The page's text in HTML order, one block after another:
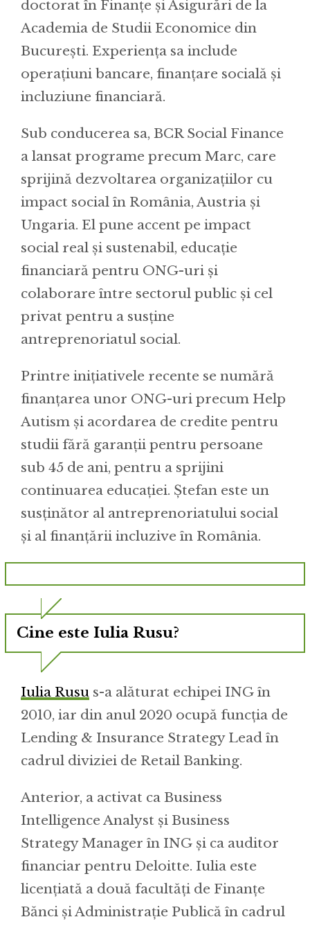
doctorat în Finanțe și Asigurări de la
Academia de Studii Economice din
București. Experiența sa include
operațiuni bancare, finanțare socială și
incluziune financiară.
Sub conducerea sa, BCR Social Finance
a lansat programe precum Marc, care
sprijină dezvoltarea organizațiilor cu
impact social în România, Austria și
Ungaria. El pune accent pe impact
social real și sustenabil, educație
financiară pentru ONG-uri și
colaborare între sectorul public și cel
privat pentru a susține
antreprenoriatul social.
Printre inițiativele recente se numără
finanțarea unor ONG-uri precum Help
Autism și acordarea de credite pentru
studii fără garanții pentru persoane
sub 45 de ani, pentru a sprijini
continuarea educației. Ștefan este un
susținător al antreprenoriatului social
și al finanțării incluzive în România.
Cine este Iulia Rusu?
Iulia Rusu s-a alăturat echipei ING în
2010, iar din anul 2020 ocupă funcția de
Lending & Insurance Strategy Lead în
cadrul diviziei de Retail Banking.
Anterior, a activat ca Business
Intelligence Analyst și Business
Strategy Manager în ING și ca auditor
financiar pentru Deloitte. Iulia este
licențiată a două facultăți de Finanțe
Bănci și Administrație Publică în cadrul